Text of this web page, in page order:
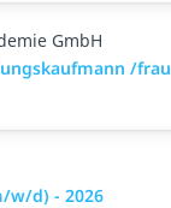
GmbH
/frau
w/d) - 2026